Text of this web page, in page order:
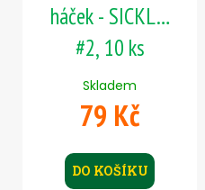
háček - SICKLE,
#2, 10 ks
Skladem
79 Kč
DO KOŠÍKU